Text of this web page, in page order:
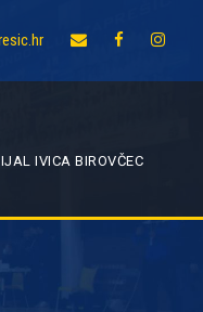
IVICA BIROVČEC